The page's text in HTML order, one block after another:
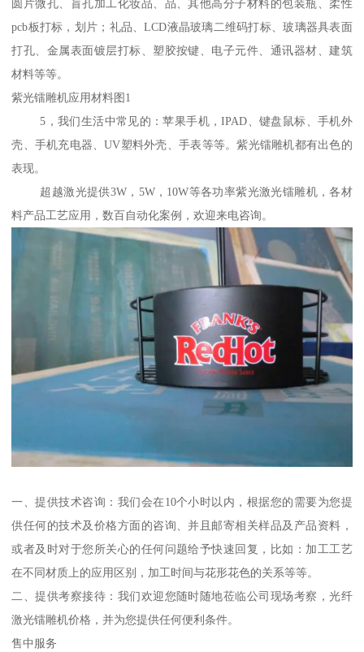
圆片微孔、盲孔加工化妆品、品、其他高分子材料的包装瓶、柔性
pcb板打标，划片；礼品、LCD液晶玻璃二维码打标、玻璃器具表面
打孔、金属表面镀层打标、塑胶按键、电子元件、通讯器材、建筑
材料等等。
紫光镭雕机应用材料图1
5，我们生活中常见的：苹果手机，IPAD、键盘鼠标、手机外
壳、手机充电器、UV塑料外壳、手表等等。紫光镭雕机都有出色的
表现。
超越激光提供3W，5W，10W等各功率紫光激光镭雕机，各材
料产品工艺应用，数百自动化案例，欢迎来电咨询。
一、提供技术咨询：我们会在10个小时以内，根据您的需要为您提
供任何的技术及价格方面的咨询、并且邮寄相关样品及产品资料，
或者及时对于您所关心的任何问题给予快速回复，比如：加工工艺
在不同材质上的应用区别，加工时间与花形花色的关系等等。
二、提供考察接待：我们欢迎您随时随地莅临公司现场考察，光纤
激光镭雕机价格，并为您提供任何便利条件。
售中服务